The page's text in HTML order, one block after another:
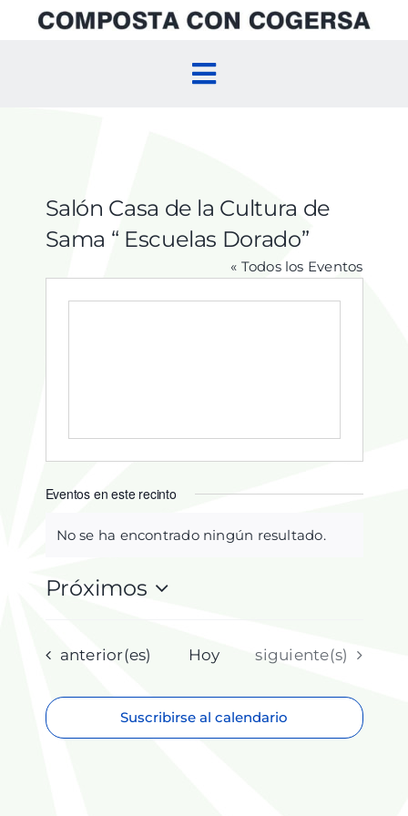
Toggle
Compostaje Comunitario
Salón Casa de la Cultura de
Sama “ Escuelas Dorado”
« Todos los Eventos
Eventos en este recinto
Aviso
No se ha encontrado ningún resultado.
Próximos
fecha.
Eventos
anterior(es) Hoy Eventos
siguiente(s)
Suscribirse al calendario